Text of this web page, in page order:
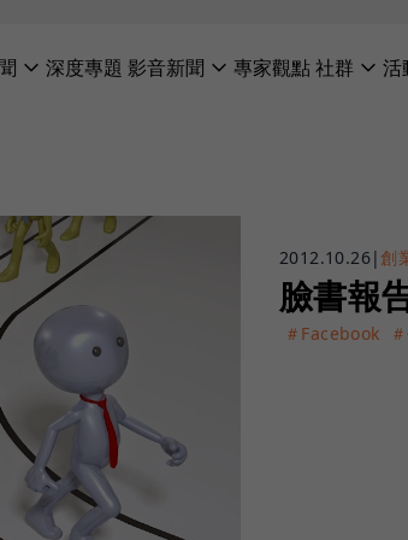
深度專題 影音新聞 專家觀點社群 活
2012.10.26|創
臉書報
＃Facebook